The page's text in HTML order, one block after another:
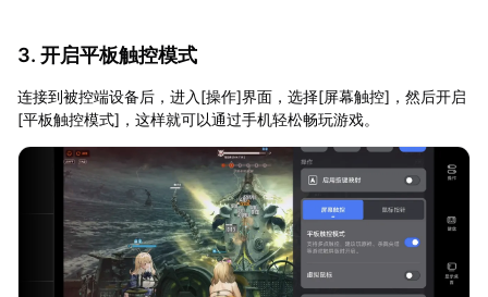
3. 开启平板触控模式
连接到被控端设备后，进入[操作]界面，选择[屏幕触控]，然后开启
[平板触控模式]，这样就可以通过手机轻松畅玩游戏。